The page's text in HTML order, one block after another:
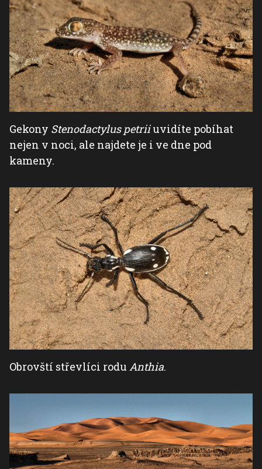
Gekony Stenodactylus petriiuvidíte pobíhat
nejen v noci, ale najdete je i ve dne pod
kameny.
Obrovští střevlíci rodu Anthia.